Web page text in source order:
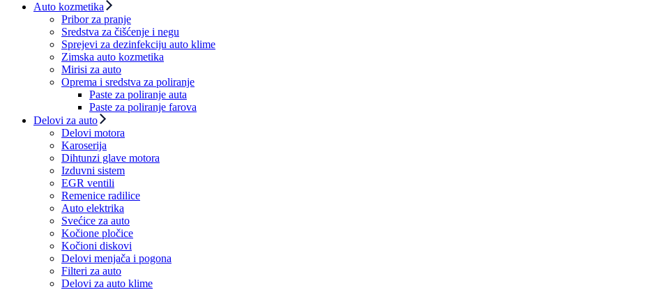
Auto kozmetika
Pribor za pranje
Sredstva za čišćenje i negu
Sprejevi za dezinfekciju auto klime
Zimska auto kozmetika
Mirisi za auto
Oprema i sredstva za poliranje
Paste za poliranje auta
Paste za poliranje farova
Delovi za auto
Delovi motora
Karoserija
Dihtunzi glave motora
Izduvni sistem
EGR ventili
Remenice radilice
Auto elektrika
Svećice za auto
Kočione pločice
Kočioni diskovi
Delovi menjača i pogona
Filteri za auto
Delovi za auto klime